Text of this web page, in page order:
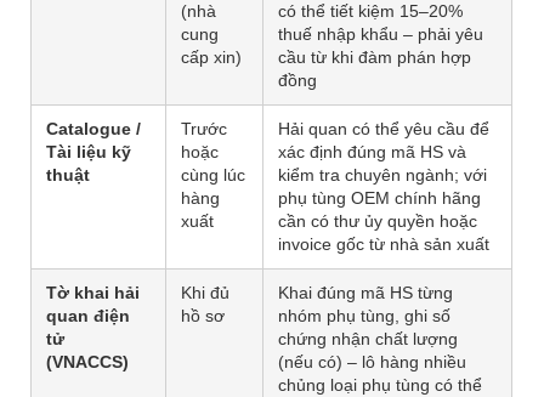
(nhà
cung
cấp xin)
có thể tiết kiệm 15–20%
thuế nhập khẩu – phải yêu
cầu từ khi đàm phán hợp
đồng
Catalogue /
Tài liệu kỹ
thuật
Trước
hoặc
cùng lúc
hàng
xuất
Hải quan có thể yêu cầu để
xác định đúng mã HS và
kiểm tra chuyên ngành; với
phụ tùng OEM chính hãng
cần có thư ủy quyền hoặc
invoice gốc từ nhà sản xuất
Tờ khai hải
quan điện
tử
(VNACCS)
Khi đủ
hồ sơ
Khai đúng mã HS từng
nhóm phụ tùng, ghi số
chứng nhận chất lượng
(nếu có) – lô hàng nhiều
chủng loại phụ tùng có thể